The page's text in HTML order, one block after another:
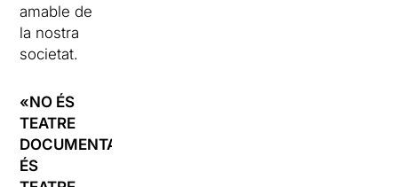
amable de
la nostra
societat.
«NO ÉS
TEATRE
DOCUMENTAL,
ÉS